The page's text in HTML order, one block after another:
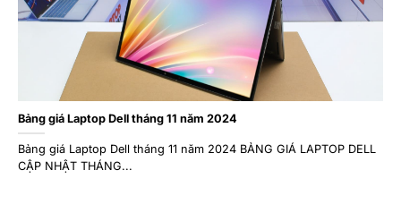
Bảng giá Laptop Dell tháng 11 năm 2024
Bảng giá Laptop Dell tháng 11 năm 2024 BẢNG GIÁ LAPTOP DELL
CẬP NHẬT THÁNG...